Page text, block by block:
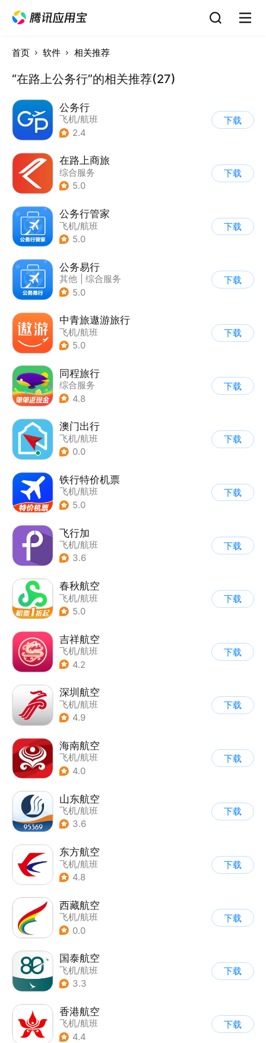
首页 软件 相关推荐
“在路上公务行”的相关推荐(27)
公务行
飞机/航班
2.4
下载
在路上商旅
综合服务
5.0
下载
公务行管家
飞机/航班
5.0
下载
公务易行
其他
综合服务
5.0
下载
中青旅遨游旅行
飞机/航班
5.0
下载
同程旅行
综合服务
4.8
下载
澳门出行
飞机/航班
0.0
下载
铁行特价机票
飞机/航班
5.0
下载
飞行加
飞机/航班
3.6
下载
春秋航空
飞机/航班
5.0
下载
吉祥航空
飞机/航班
4.2
下载
深圳航空
飞机/航班
4.9
下载
海南航空
飞机/航班
4.0
下载
山东航空
飞机/航班
3.6
下载
东方航空
飞机/航班
4.8
下载
西藏航空
飞机/航班
0.0
下载
国泰航空
飞机/航班
3.3
下载
香港航空
飞机/航班
4.4
下载